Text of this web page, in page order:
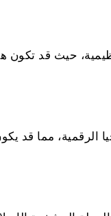
حيث قد تكون
مما قد